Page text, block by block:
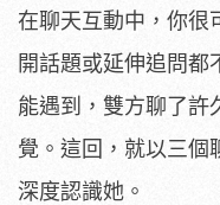
在聊天互動中，你很
開話題或延伸追問都
能遇到，雙方聊了許
覺。這回，就以三個
深度認識她。